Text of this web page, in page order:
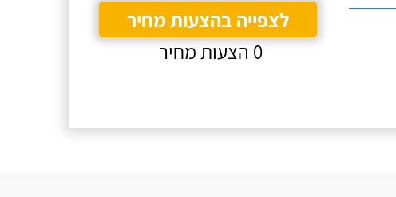
לצפייה בהצעות מחיר
0 הצעות מחיר